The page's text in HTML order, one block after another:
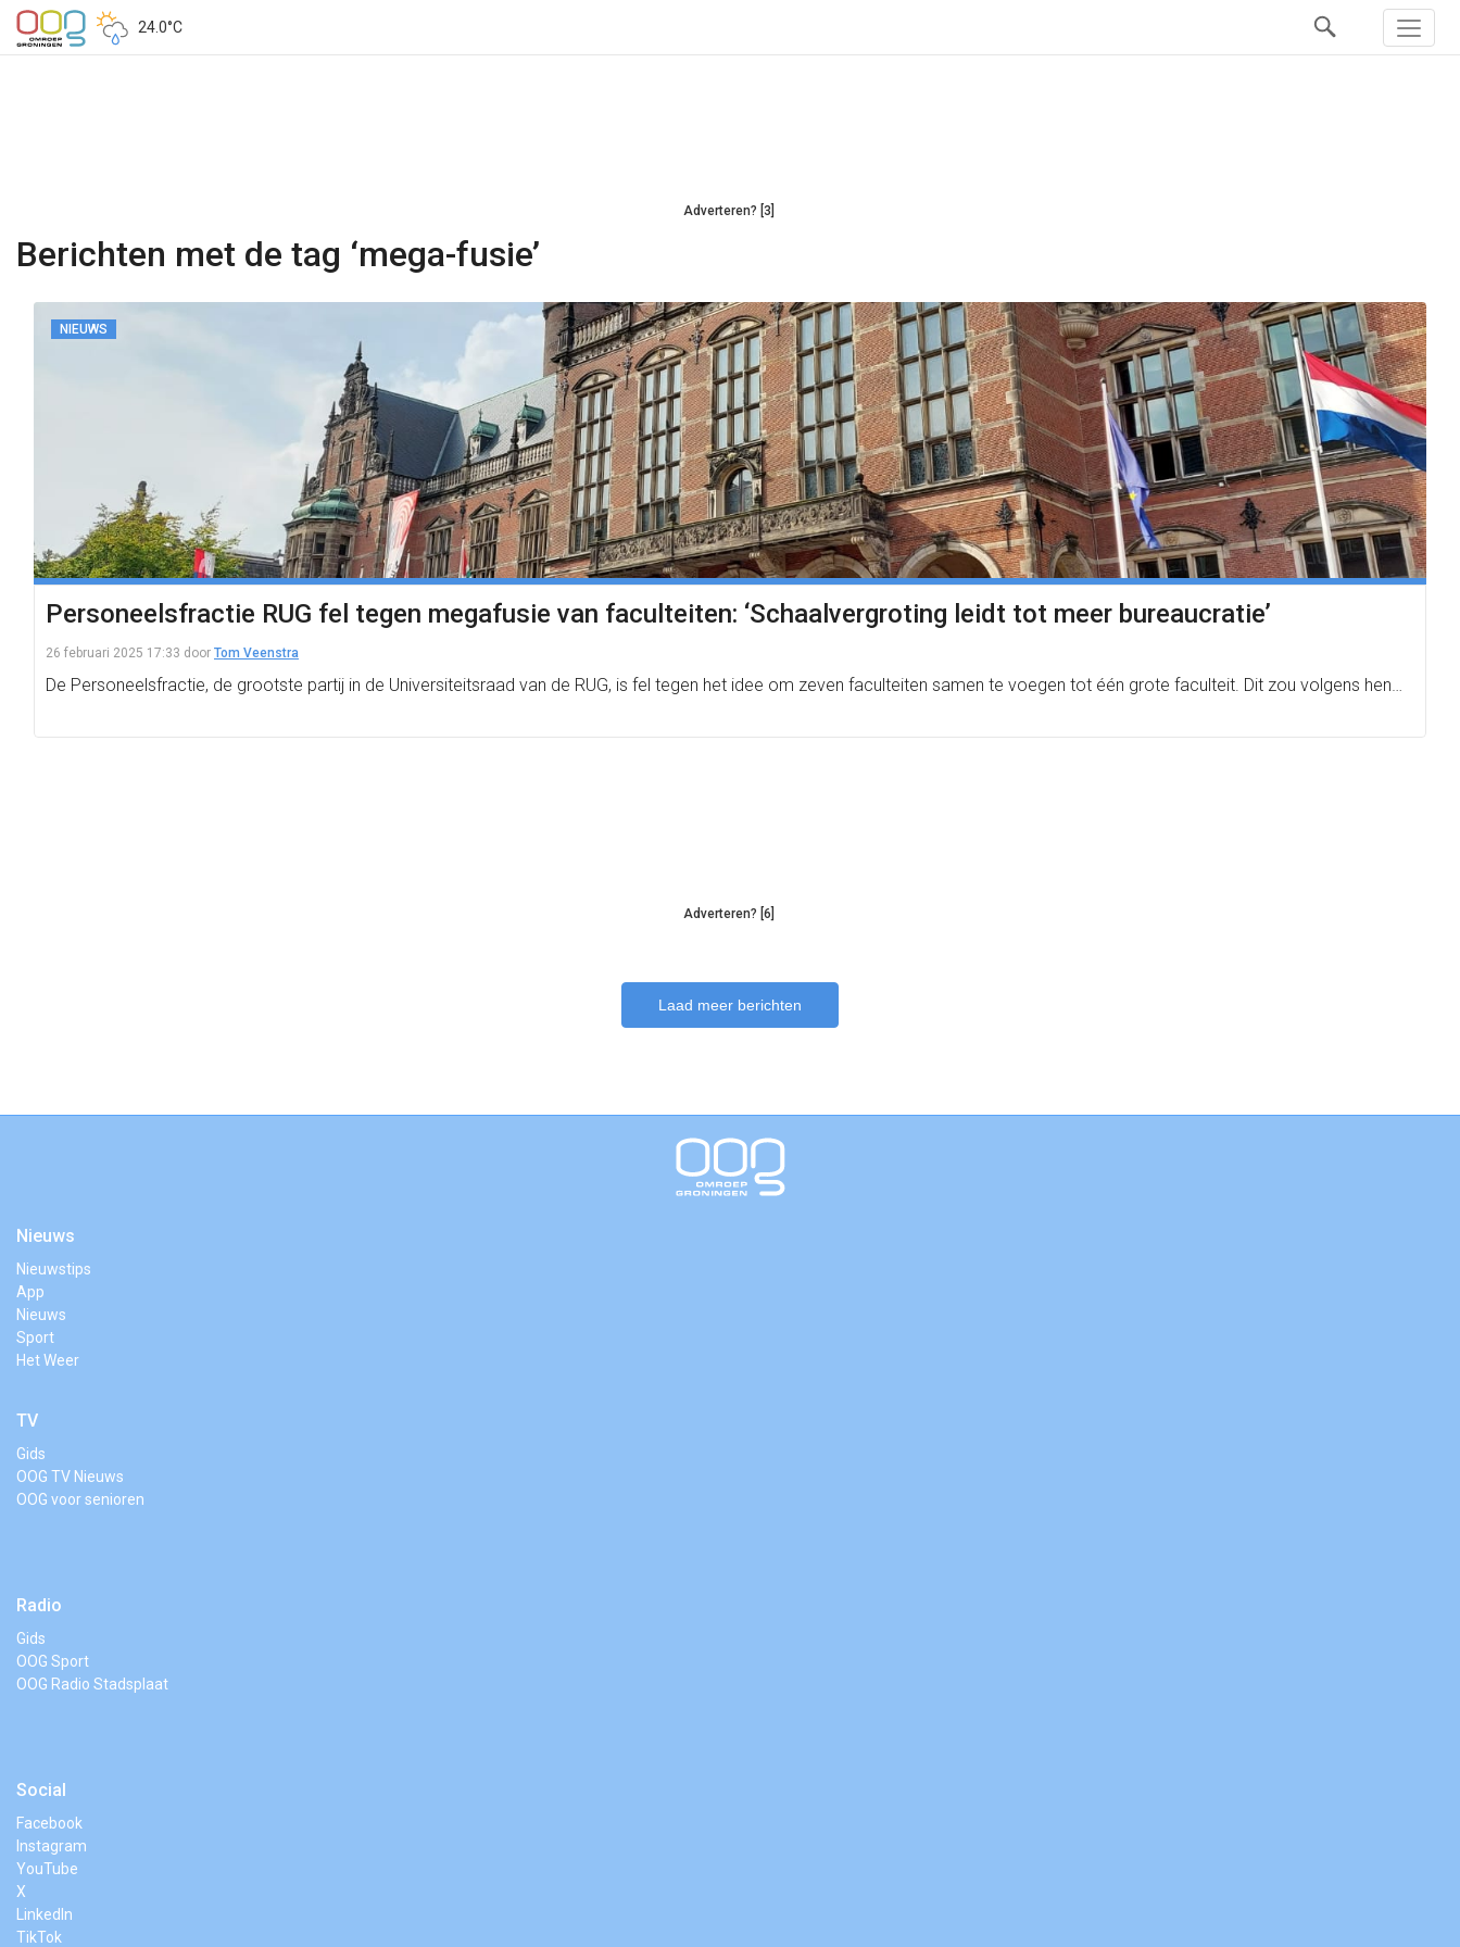
24.0°C
Adverteren? [3]
Berichten met de tag ‘mega-fusie’
NIEUWS
Personeelsfractie RUG fel tegen megafusie van faculteiten: ‘Schaalvergroting leidt tot meer bureaucratie’
26 februari 2025 17:33 door Tom Veenstra
De Personeelsfractie, de grootste partij in de Universiteitsraad van de RUG, is fel tegen het idee om zeven faculteiten samen te voegen tot één grote faculteit. Dit zou volgens hen…
Adverteren? [6]
Laad meer berichten
Nieuws
Nieuwstips
App
Nieuws
Sport
Het Weer
TV
Gids
OOG TV Nieuws
OOG voor senioren
Radio
Gids
OOG Sport
OOG Radio Stadsplaat
Social
Facebook
Instagram
YouTube
X
LinkedIn
TikTok